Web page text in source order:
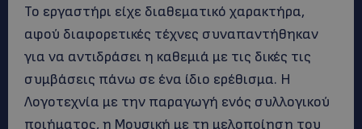
Το εργαστήρι είχε διαθεματικό χαρακτήρα,
αφού διαφορετικές τέχνες συναπαντήθηκαν
για να αντιδράσει η καθεμιά με τις δικές τις
συμβάσεις πάνω σε ένα ίδιο ερέθισμα. Η
Λογοτεχνία με την παραγωγή ενός συλλογικού
ποιήματος, η Μουσική με τη μελοποίηση του